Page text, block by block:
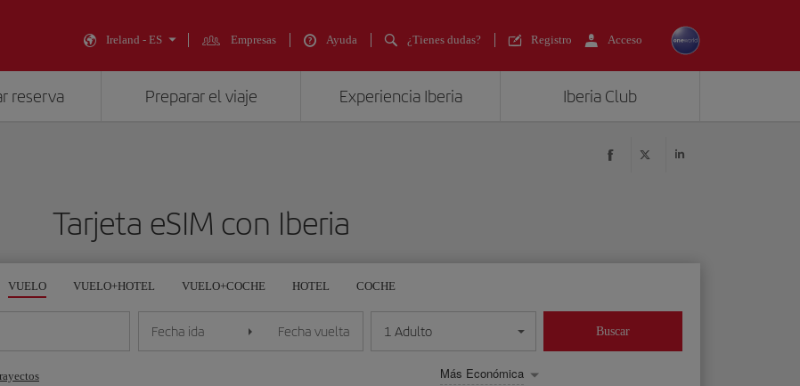
Ireland - ES Empresas Ayuda ¿Tienes dudas? Registro Acceso
reserva Preparar el viaje Experiencia Iberia Iberia Club
Tarjeta eSIM con Iberia
VUELO VUELO+HOTEL VUELO+COCHE HOTEL COCHE
Fecha ida Fecha vuelta 1 Adulto
Más Económica
Buscar